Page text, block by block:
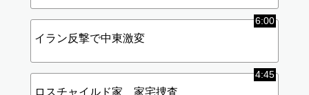
6:00
イラン反撃で中東激変
4:45
ロスチャイルド家 家宅捜査